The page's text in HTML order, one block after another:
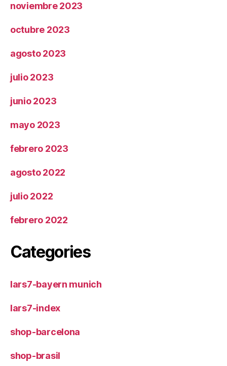
noviembre 2023
octubre 2023
agosto 2023
julio 2023
junio 2023
mayo 2023
febrero 2023
agosto 2022
julio 2022
febrero 2022
Categories
lars7-bayern munich
lars7-index
shop-barcelona
shop-brasil